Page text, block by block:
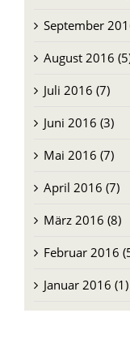
August 2016
Juli 2016 (7)
Juni 2016 (3)
Mai 2016 (7)
April 2016 (7)
März 2016 (8)
Februar 2016 (5)
Januar 2016 (1)